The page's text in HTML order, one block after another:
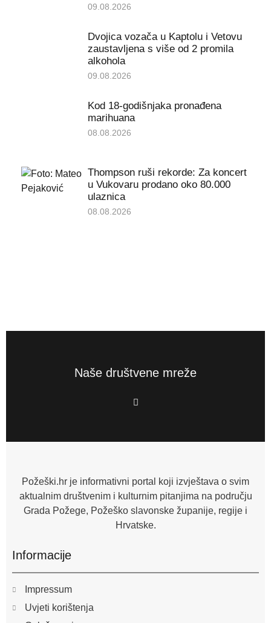
09.08.2026
Dvojica vozača u Kaptolu i Vetovu
zaustavljena s više od 2 promila
alkohola
09.08.2026
Kod 18-godišnjaka pronađena
marihuana
08.08.2026
Thompson ruši rekorde: Za koncert
u Vukovaru prodano oko 80.000
ulaznica
08.08.2026
Naše društvene mreže
F
a
o
f
Požeški.hr je informativni portal koji izvještava o svim
aktualnim društvenim i kulturnim pitanjima na području
Grada Požege, Požeško slavonske županije, regije i
Hrvatske.
Informacije
Impressum
Uvjeti korištenja